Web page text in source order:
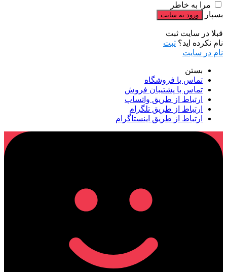
مرا به خاطر
بسپار
قبلا در سایت ثبت
نام نکرده اید؟ ثبت
نام در سایت
بستن
تماس با فروشگاه
تماس با پشتیبان فروش
ارتباط از طریق واتساپ
ارتباط از طریق تلگرام
ارتباط از طریق اینستاگرام